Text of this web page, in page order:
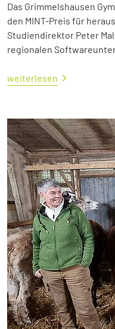
Das Grimmelshausen
den MINT-Preis für
Studiendirektor Peter
regionalen
weiterlesen